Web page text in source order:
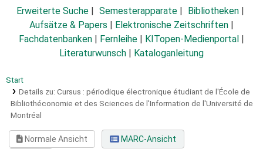
Erweiterte Suche Semesterapparate
Bibliotheken
Aufsätze & Papers
Elektronische Zeitschriften
Fachdatenbanken
Fernleihe KITopen-Medienportal
Literaturwunsch
Kataloganleitung
Start
Details zu: Cursus : périodique électronique étudiant de l'École de
Bibliothéconomie et des Sciences de l'Information de l'Université de
Montréal
Normale Ansicht
MARC-Ansicht